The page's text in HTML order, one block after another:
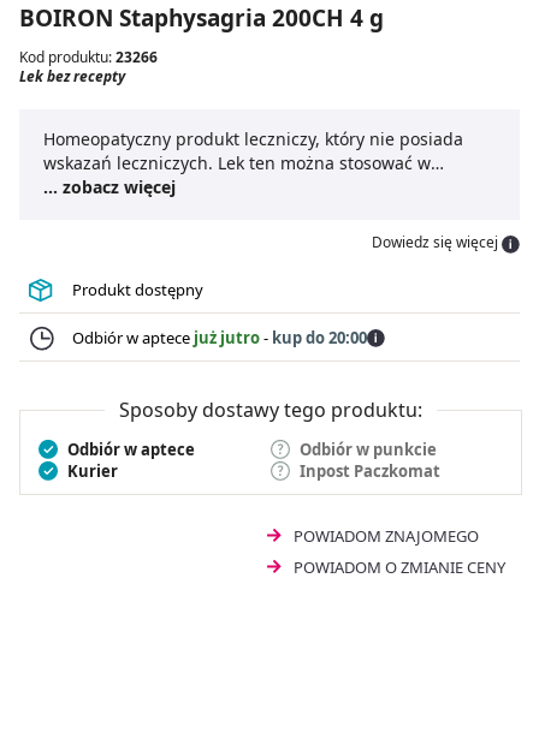
BOIRON Staphysagria 200CH 4 g
Kod produktu:23266
Lek bez recepty
Homeopatyczny produkt leczniczy, który nie posiada
wskazań leczniczych. Lek ten można stosować w
leczeniu różnych chorób. Ze względu na szerokie
informacji związanych ze sposobem dawkowania.
... zobacz więcej
Dowiedz się więcej
Produkt dostępny
Odbiór w aptece już jutro- kup do 20:00
Sposoby dostawy tego produktu:
Odbiór w aptece
Odbiór w punkcie
Kurier
Inpost Paczkomat
POWIADOM ZNAJOMEGO
POWIADOM O ZMIANIE CENY